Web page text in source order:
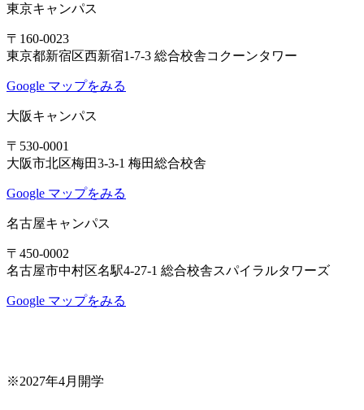
東京キャンパス
〒160-0023
東京都新宿区西新宿1-7-3 総合校舎コクーンタワー
Google マップをみる
大阪キャンパス
〒530-0001
大阪市北区梅田3-3-1 梅田総合校舎
Google マップをみる
名古屋キャンパス
〒450-0002
名古屋市中村区名駅4-27-1 総合校舎スパイラルタワーズ
Google マップをみる
※2027年4月開学